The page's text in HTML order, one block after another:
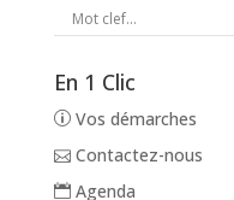
En 1 Clic
Vos démarches
Contactez-nous
Agenda